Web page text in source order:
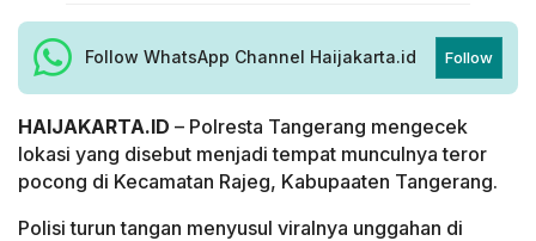
Follow WhatsApp Channel Haijakarta.id Follow
HAIJAKARTA.ID – Polresta Tangerang mengecek
lokasi yang disebut menjadi tempat munculnya teror
pocong di Kecamatan Rajeg, Kabupaaten Tangerang.
Polisi turun tangan menyusul viralnya unggahan di